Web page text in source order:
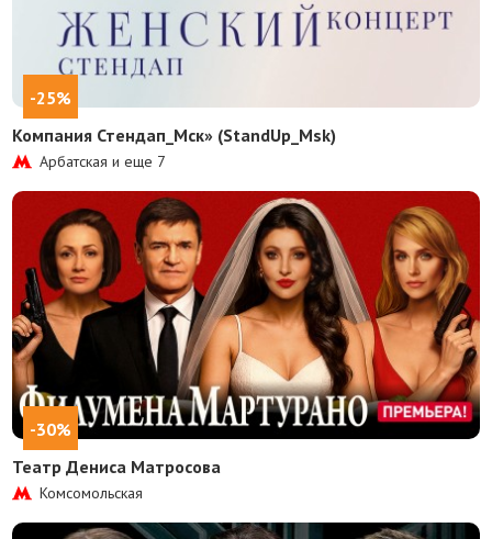
-25%
Компания Стендап_Мск» (StandUp_Msk)
Арбатская и еще 7
-30%
Театр Дениса Матросова
Комсомольская